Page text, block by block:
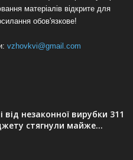
матеріалів відкрите для
обов'язкове!
vzhovkvi@gmail.com
незаконної вирубки 311
стягнули майже...